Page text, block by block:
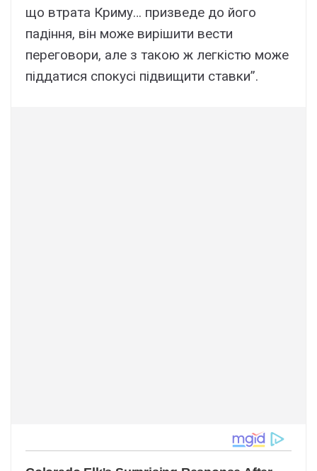
що втрата Криму… призведе до його
падіння, він може вирішити вести
переговори, але з такою ж легкістю може
піддатися спокусі підвищити ставки”.